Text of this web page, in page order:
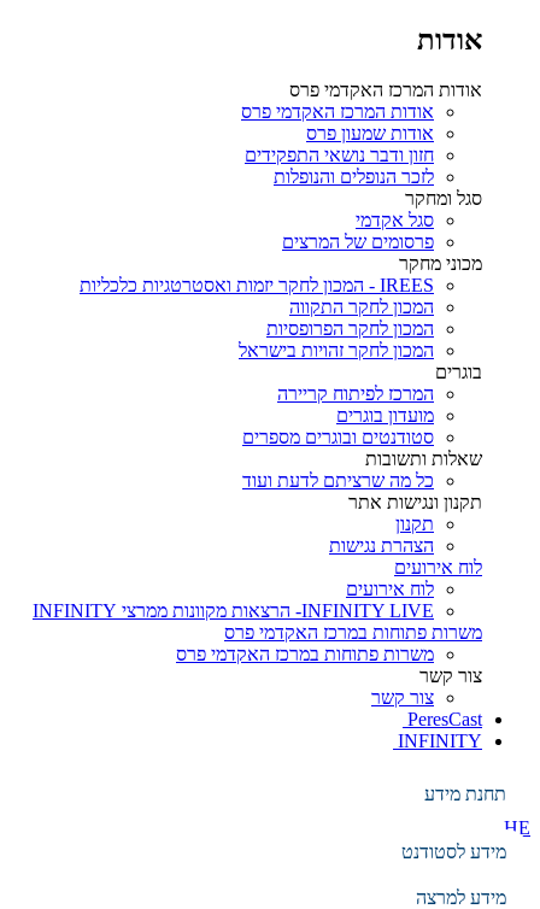
אודות
אודות המרכז האקדמי פרס
אודות המרכז האקדמי פרס
אודות שמעון פרס
חזון ודבר נושאי התפקידים
לזכר הנופלים והנופלות
סגל ומחקר
סגל אקדמי
פרסומים של המרצים
מכוני מחקר
IREES - המכון לחקר יזמות ואסטרטגיות כלכליות
המכון לחקר התקווה
המכון לחקר הפרופסיות
המכון לחקר זהויות בישראל
בוגרים
המרכז לפיתוח קריירה
מועדון בוגרים
סטודנטים ובוגרים מספרים
שאלות ותשובות
כל מה שרציתם לדעת ועוד
תקנון ונגישות אתר
תקנון
הצהרת נגישות
לוח אירועים
לוח אירועים
INFINITY LIVE- הרצאות מקוונות ממרצי INFINITY
משרות פתוחות במרכז האקדמי פרס
משרות פתוחות במרכז האקדמי פרס
צור קשר
צור קשר
PeresCast
INFINITY
תחנת מידע
מידע לסטודנט
מידע למרצה
HE
עברית